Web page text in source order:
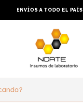
ENVÍOS A TODO EL PAÍS